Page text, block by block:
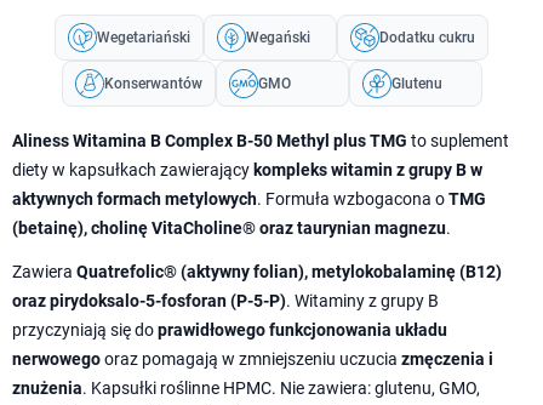
Wegetariański Wegański Dodatku cukru
Konserwantów GMO Glutenu
Aliness Witamina B Complex B-50 Methyl plus TMG to suplement
diety w kapsułkach zawierający kompleks witamin z grupy B w
aktywnych formach metylowych. Formuła wzbogacona oTMG
(betainę), cholinę VitaCholine® oraz taurynian magnezu.
Zawiera Quatrefolic® (aktywny folian), metylokobalaminę (B12)
oraz pirydoksalo-5-fosforan (P-5-P). Witaminy z grupy B
przyczyniają się doprawidłowego funkcjonowania układu
nerwowegooraz pomagają w zmniejszeniu uczucia zmęczenia i
znużenia. Kapsułki roślinne HPMC. Nie zawiera: glutenu, GMO,